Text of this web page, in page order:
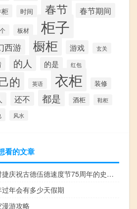
时间 春节 春节期间
板材 柜子
西游 橱柜 游戏 玄关
的人 的是 红包
的 英语 衣柜 装修
还不 都是 酒柜 鞋柜
风水
看的文章
保时捷庆祝古德伍德速度节75周年的史诗时刻
过年会有多少天假期
漫游攻略